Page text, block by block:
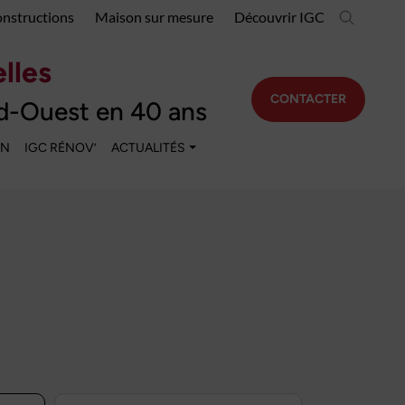
Maison sur mesure Découvrir IGC
Ouest en 40 ans
IGC RÉNOV’ ACTUALITÉS
CONTACTER